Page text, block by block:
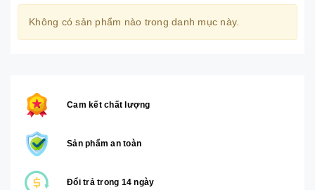
Không có sản phẩm nào trong danh mục này.
Cam kết chất lượng
Sản phẩm an toàn
Đổi trả trong 14 ngày